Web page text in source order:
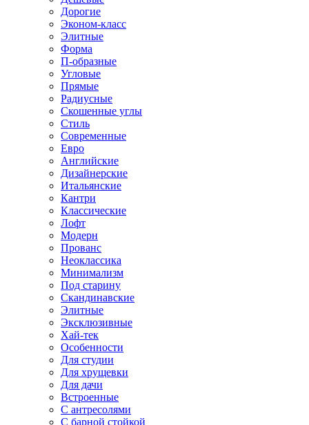
Дорогие
Эконом-класс
Элитные
Форма
П-образные
Угловые
Прямые
Радиусные
Скошенные углы
Стиль
Современные
Евро
Английские
Дизайнерские
Итальянские
Кантри
Классические
Лофт
Модерн
Прованс
Неоклассика
Минимализм
Под старину
Скандинавские
Элитные
Эксклюзивные
Хай-тек
Особенности
Для студии
Для хрущевки
Для дачи
Встроенные
С антресолями
С барной стойкой